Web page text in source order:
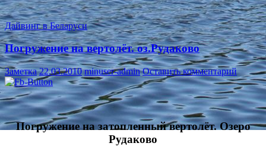
Дайвинг в Беларуси
Погружение на вертолёт. оз.Рудаково
Заметка 22.03.2010 minuser-admin Оставить комментарий
Погружение на затопленный вертолёт. Озеро
Рудаково